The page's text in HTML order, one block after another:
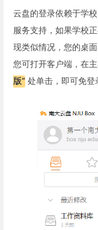
云盘的登录依赖于学校
服务支持，如果学校
现类似情况，您的桌
您可打开客户端，在
版” 处单击，即可免登